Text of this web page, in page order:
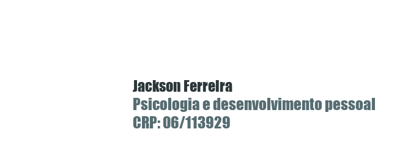
Jackson Ferreira
Psicologia e desenvolvimento pessoal
CRP: 06/113929